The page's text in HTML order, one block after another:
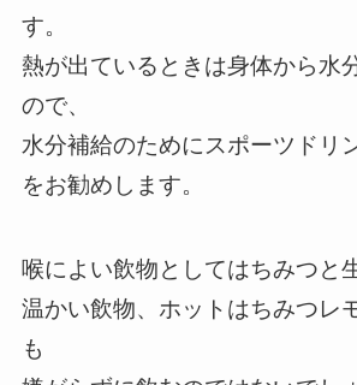
す。
熱が出ているときは身体から水
ので、
水分補給のためにスポーツドリ
をお勧めします。
喉によい飲物としてはちみつと
温かい飲物、ホットはちみつレ
も